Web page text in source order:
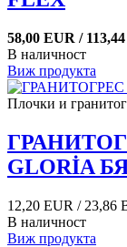
58,00 EUR /
В наличност
Виж продукта
Плочки и
GLORİA
12,20 EUR / 23,86
В наличност
Виж продукта